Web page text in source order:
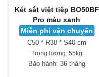
Két sắt việt tiệp BO50BF
Pro màu xanh
Miễn phí vận chuyển
C50 * R38 * S40 cm
Trọng lượng:55kg
Bảo hành: 36 tháng